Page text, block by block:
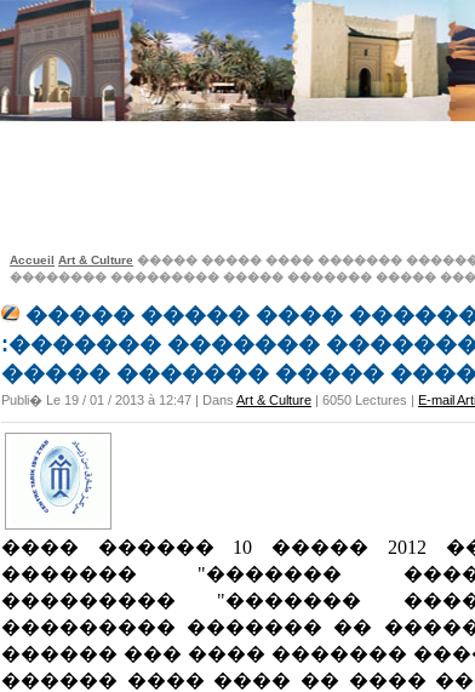
Accueil Art & Culture ����� ����� ���� �������
�������� ��������� ����� ������� �����
����� ����� ����
:������� �������
����� ������� �����
Publi� Le 19 / 01 / 2013 à 12:47 | Dans Art & Culture | 6050 Lectures | E-mail
���� ������ 10 ����� 2012
������� "�������
��������� "�������
��������� ������� ��
������ ��� ���� �������
������ ���� ���� �� ����